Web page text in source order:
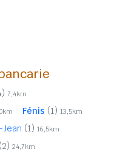
7,4km
Fénis (1) 13,5km
(1) 16,5km
(2) 24,7km